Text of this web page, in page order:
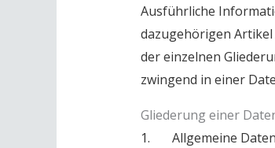
Ausführliche
dazugehörigen Artikel
der einzelnen
zwingend in einer
Gliederung einer
1. Allgemeine